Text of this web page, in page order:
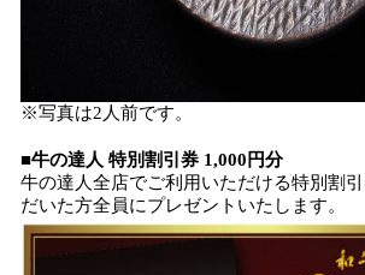
※写真は2人前です。
■牛の達人 特別割引券 1,000円分
牛の達人全店でご利用いただける特別割
だいた方全員にプレゼントいたします。